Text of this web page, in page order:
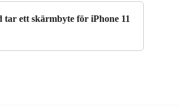
tar ett skärmbyte för iPhone 11